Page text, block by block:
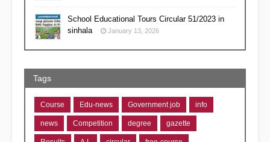
School Educational Tours Circular 51/2023 in
sinhala
January 13, 2026
Tags
Course Edu-news Government job info
news Competition degree gazette